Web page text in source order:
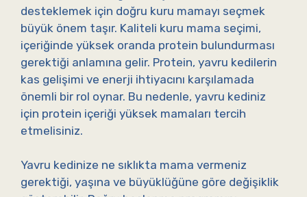
desteklemek için doğru kuru mamayı seçmek
büyük önem taşır. Kaliteli kuru mama seçimi,
içeriğinde yüksek oranda protein bulundurması
gerektiği anlamına gelir. Protein, yavru kedilerin
kas gelişimi ve enerji ihtiyacını karşılamada
önemli bir rol oynar. Bu nedenle, yavru kediniz
için protein içeriği yüksek mamaları tercih
etmelisiniz.
Yavru kedinize ne sıklıkta mama vermeniz
gerektiği, yaşına ve büyüklüğüne göre değişiklik